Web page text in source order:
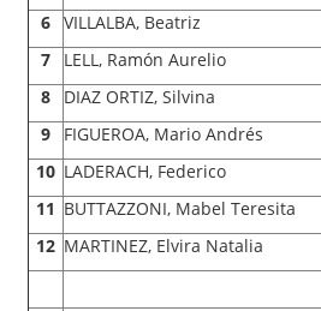
6 VILLALBA, Beatriz
7
LELL, Ramón Aurelio
8
DIAZ ORTIZ, Silvina
9
FIGUEROA, Mario Andrés
10 LADERACH, Federico
11 BUTTAZZONI, Mabel Teresita
12 MARTINEZ, Elvira Natalia